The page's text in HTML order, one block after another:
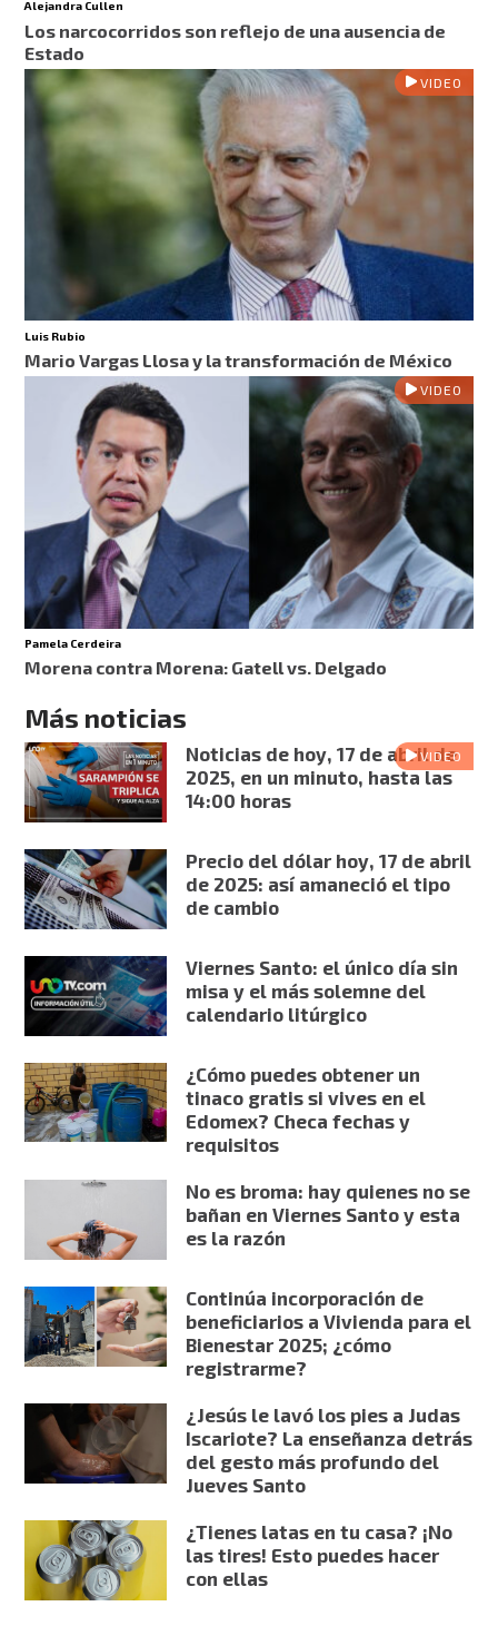
Alejandra Cullen
Los narcocorridos son reflejo de una ausencia de
Estado
VIDEO
Luis Rubio
Mario Vargas Llosa y la transformación de México
VIDEO
Pamela Cerdeira
Morena contra Morena: Gatell vs. Delgado
Más noticias
VIDEO
Noticias de hoy, 17 de abril de
2025, en un minuto, hasta las
14:00 horas
Precio del dólar hoy, 17 de abril
de 2025: así amaneció el tipo
de cambio
Viernes Santo: el único día sin
misa y el más solemne del
calendario litúrgico
¿Cómo puedes obtener un
tinaco gratis si vives en el
Edomex? Checa fechas y
requisitos
No es broma: hay quienes no se
bañan en Viernes Santo y esta
es la razón
Continúa incorporación de
beneficiarios a Vivienda para el
Bienestar 2025; ¿cómo
registrarme?
¿Jesús le lavó los pies a Judas
Iscariote? La enseñanza detrás
del gesto más profundo del
Jueves Santo
¿Tienes latas en tu casa? ¡No
las tires! Esto puedes hacer
con ellas